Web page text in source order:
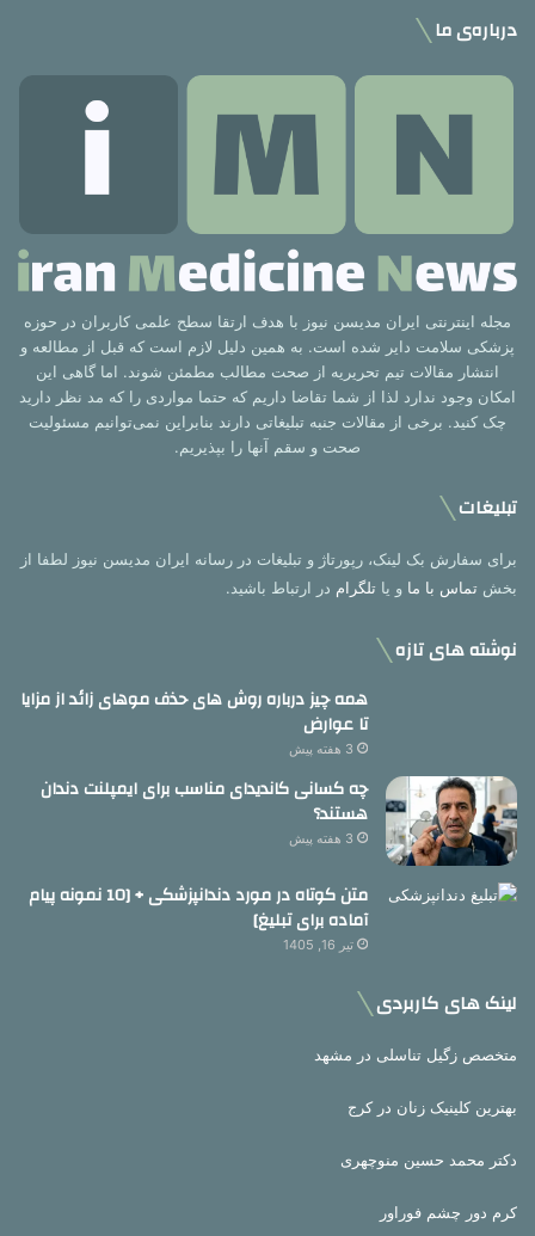
درباره‌ی ما
مجله اینترنتی ایران مدیسن نیوز با هدف ارتقا سطح علمی کاربران در حوزه
پزشکی سلامت دایر شده است. به همین دلیل لازم است که قبل از مطالعه و
انتشار مقالات تیم تحریریه از صحت مطالب مطمئن شوند. اما گاهی این
امکان وجود ندارد لذا از شما تقاضا داریم که حتما مواردی را که مد نظر دارید
چک کنید. برخی از مقالات جنبه تبلیغاتی دارند بنابراین نمی‌توانیم مسئولیت
صحت و سقم آنها را بپذیریم.
تبلیغات
برای سفارش بک لینک، رپورتاژ و تبلیغات در رسانه ایران مدیسن نیوز لطفا از
بخش تماس با ما و یا تلگرام در ارتباط باشید.
نوشته های تازه
همه چیز درباره روش های حذف موهای زائد از مزایا
تا عوارض
3 هفته پیش
چه کسانی کاندیدای مناسب برای ایمپلنت دندان
هستند؟
3 هفته پیش
متن کوتاه در مورد دندانپزشکی + [10 نمونه پیام
آماده برای تبلیغ]
تیر 16, 1405
لینک های کاربردی
متخصص زگیل تناسلی در مشهد
بهترین کلینیک زنان در کرج
دکتر محمد حسین منوچهری
کرم دور چشم فوراور